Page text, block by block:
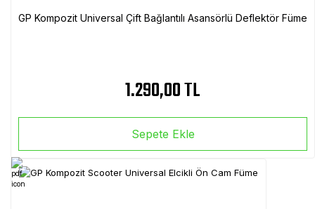
GP Kompozit Universal Çift Bağlantılı Asansörlü Deflektör Füme
1.290,00 TL
Sepete Ekle